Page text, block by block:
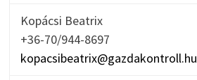
Kopácsi Beatrix
+36-70/944-8697
kopacsibeatrix@gazdakontroll.hu